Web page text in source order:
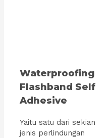
Waterproofing
Flashband Self
Adhesive
Yaitu satu dari sekian
jenis perlindungan